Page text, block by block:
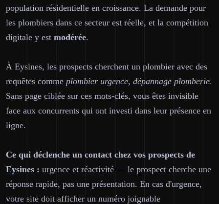
population résidentielle en croissance. La demande pour
les plombiers dans ce secteur est réelle, et la compétition
digitale y est modérée.
À Eysines, les prospects cherchent un plombier avec des
requêtes comme plombier urgence, dépannage plomberie.
Sans page ciblée sur ces mots-clés, vous êtes invisible
face aux concurrents qui ont investi dans leur présence en
ligne.
Ce qui déclenche un contact chez vos prospects de
Eysines : urgence et réactivité — le prospect cherche une
réponse rapide, pas une présentation. En cas d'urgence,
votre site doit afficher un numéro joignable